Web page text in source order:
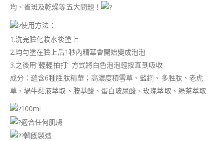
均、雀斑及乾燥等五大問題！
使用方法：
1.洗完臉化妝水後塗上
2.均勻塗在臉上后1秒內精華會開始變成泡泡
3.之後用”輕輕拍打” 方式將白色泡泡輕按直到吸收
成分：蘊含6種胜肽精華；高濃度積雪草、藍銅、多胜肽、老虎
草、堝牛黏液萃取、胺基酸、蛋白玻尿酸、玫瑰萃取、綠茶萃取
100ml
適合任何肌膚
韓國製造